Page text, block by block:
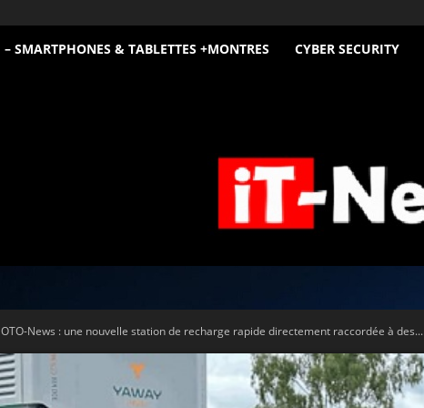
– SMARTPHONES & TABLETTES +MONTRES CYBER SECURITY
iT
OTO-News : une nouvelle station de recharge rapide directement raccordée à des...